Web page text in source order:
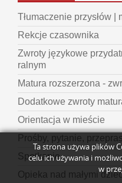
Tłumaczenie przysłów |
Rekcje czasownika
Zwroty językowe
ralnym
Matura rozszerzona -
Dodatkowe zwroty
Orientacja w mieście
Prośby, pytanie,
Spotkanie
Opieka nad małymi
Ta strona używa plików
celu ich używania i
w